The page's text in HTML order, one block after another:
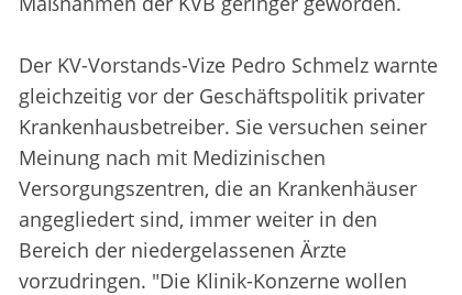
Der KV-Vorstands-Vize Pedro Schmelz warnte
gleichzeitig vor der Geschäftspolitik privater
Krankenhausbetreiber. Sie versuchen seiner
Meinung nach mit Medizinischen
Versorgungszentren, die an Krankenhäuser
angegliedert sind, immer weiter in den
Bereich der niedergelassenen Ärzte
vorzudringen. "Die Klinik-Konzerne wollen